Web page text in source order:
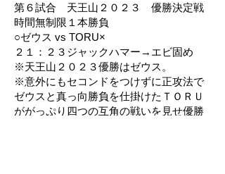
第６試合 天王山２０２３ 優勝決定戦
時間無制限１本勝負
○ゼウス vs TORU×
２１：２３ジャックハマー→エビ固め
※天王山２０２３優勝はゼウス。
※意外にもセコンドをつけずに正攻法で
ゼウスと真っ向勝負を仕掛けたＴＯＲＵ
ががっぷり四つの互角の戦いを見せ優勝